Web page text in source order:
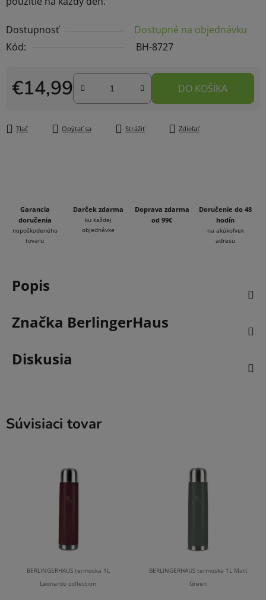
Dostupnosť
Dostupné na objednávku
Kód:
BH-8727
€14,99
Jednotková cena:
DO KOŠÍKA
Tlač Opýtať sa Strážiť Zdieľať
Garancia
doručenia
nepoškodeného
tovaru
Darček zdarma
ku každej
objednávke
Doprava zdarma
od 99€
Doručenie do 48
hodín
na akúkoľvek
adresu
Popis
Značka BerlingerHaus
Diskusia
Súvisiaci tovar
BERLINGERHAUS termoska 1L
Leonardo collection
BERLINGERHAUS termoska 1L Matt
Green